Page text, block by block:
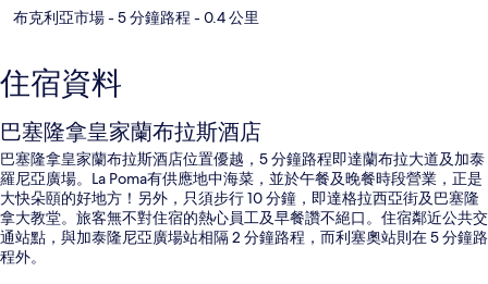
布克利亞市場- 5 分鐘路程 - 0.4 公里
住宿資料
巴塞隆拿皇家蘭布拉斯酒店
巴塞隆拿皇家蘭布拉斯酒店位置優越，5 分鐘路程即達蘭布拉大道及加泰
羅尼亞廣場。La Poma有供應地中海菜，並於午餐及晚餐時段營業，正是
大快朵頤的好地方！另外，只須步行 10 分鐘，即達格拉西亞街及巴塞隆
拿大教堂。旅客無不對住宿的熱心員工及早餐讚不絕口。住宿鄰近公共交
通站點，與加泰隆尼亞廣場站相隔 2 分鐘路程，而利塞奧站則在 5 分鐘路
程外。